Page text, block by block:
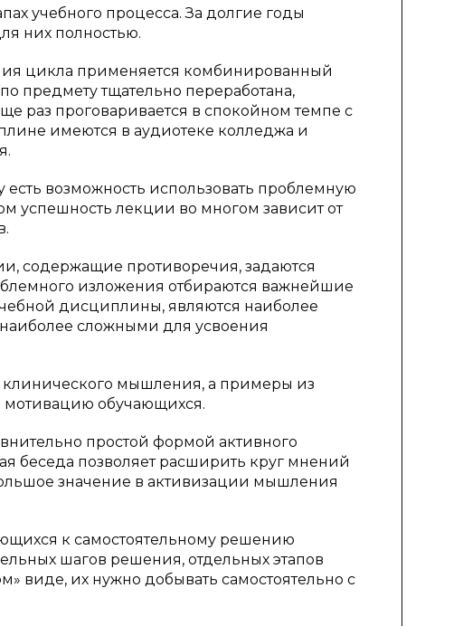
учебного процесса. За долгие годы
них полностью.
цикла применяется комбинированный
предмету тщательно переработана,
раз проговаривается в спокойном темпе с
имеются в аудиотеке колледжа и
возможность использовать проблемную
успешность лекции во многом зависит от
содержащие противоречия, задаются
изложения отбираются важнейшие
дисциплины, являются наиболее
сложными для усвоения
клинического мышления, а примеры из
мотивацию обучающихся.
простой формой активного
беседа позволяет расширить круг мнений
значение в активизации мышления
к самостоятельному решению
шагов решения, отдельных этапов
виде, их нужно добывать самостоятельно с